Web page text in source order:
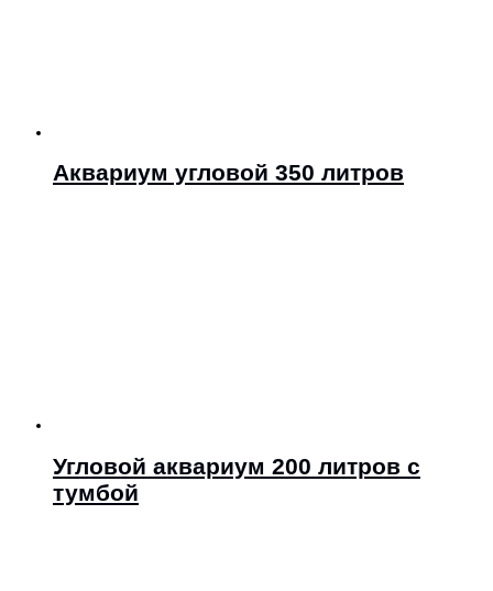
Аквариум угловой 350 литров
Угловой аквариум 200 литров с
тумбой